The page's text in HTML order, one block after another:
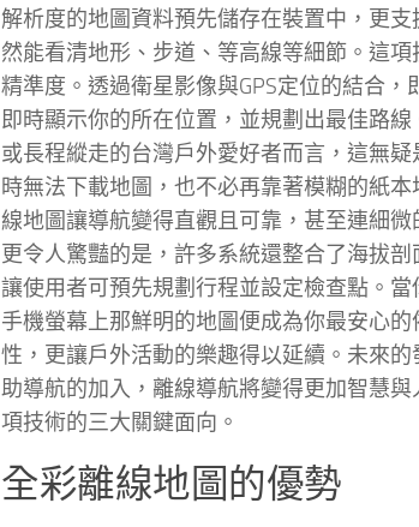
解析度的地圖資料預先儲存在裝置中，更
然能看清地形、步道、等高線等細節。這
精準度。透過衛星影像與GPS定位的結合
即時顯示你的所在位置，並規劃出最佳路
或長程縱走的台灣戶外愛好者而言，這無
時無法下載地圖，也不必再靠著模糊的紙
線地圖讓導航變得直觀且可靠，甚至連細
更令人驚豔的是，許多系統還整合了海拔
讓使用者可預先規劃行程並設定檢查點。
手機螢幕上那鮮明的地圖便成為你最安心
性，更讓戶外活動的樂趣得以延續。未來
助導航的加入，離線導航將變得更加智慧
項技術的三大關鍵面向。
全彩離線地圖的優勢